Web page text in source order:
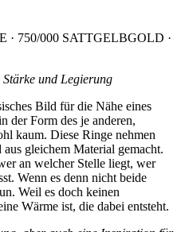
· 750/000 SATTGELBGOLD ·
und Legierung
Bild für die Nähe eines
der Form des je anderen,
kaum. Diese Ringe nehmen
gleichem Material gemacht.
an welcher Stelle liegt, wer
Wenn es denn nicht beide
Weil es doch keinen
Wärme ist, die dabei entsteht.